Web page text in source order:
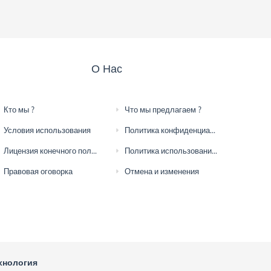
О Нас
Кто мы ? Что мы предлагаем ?
Условия использования Политика конфиденциальности
Лицензия конечного пользователя Политика использования файлов cookie
Правовая оговорка Отмена и изменения